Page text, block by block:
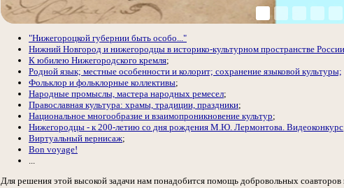
"Нижегороцкой губернии быть особо..."
Нижний Новгород и нижегородцы в историко-культурном пространстве России
К юбилею Нижегородского кремля;
Родной язык; местные особенности и колорит; сохранение языковой культуры;
Фольклор и фольклорные коллективы;
Народные промыслы, мастера народных ремесел;
Православная культура: храмы, традиции, праздники;
Национальное многообразие и взаимопроникновение культур;
Нижегородцы - к 200-летию со дня рождения М.Ю. Лермонтова. Видеоконкурс
Виртуальный вернисаж;
Bon voyage!
...
Для решения этой высокой задачи нам понадобится помощь добровольных